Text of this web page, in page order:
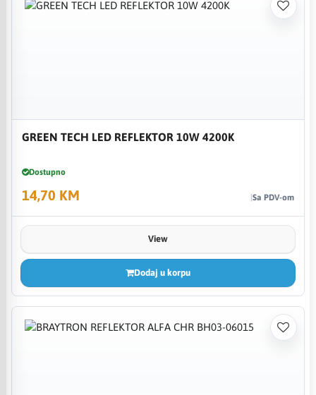
GREEN TECH LED REFLEKTOR 10W 4200K
Dostupno
14,70 KM Sa PDV-om
View
Dodaj u korpu